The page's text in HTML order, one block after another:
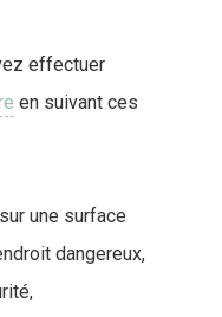
effectuer
en suivant ces
une surface
dangereux,